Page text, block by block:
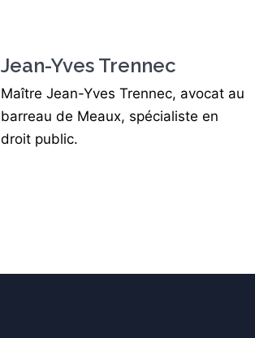
Jean-Yves Trennec
Maître Jean-Yves Trennec, avocat au
barreau de Meaux, spécialiste en
droit public.